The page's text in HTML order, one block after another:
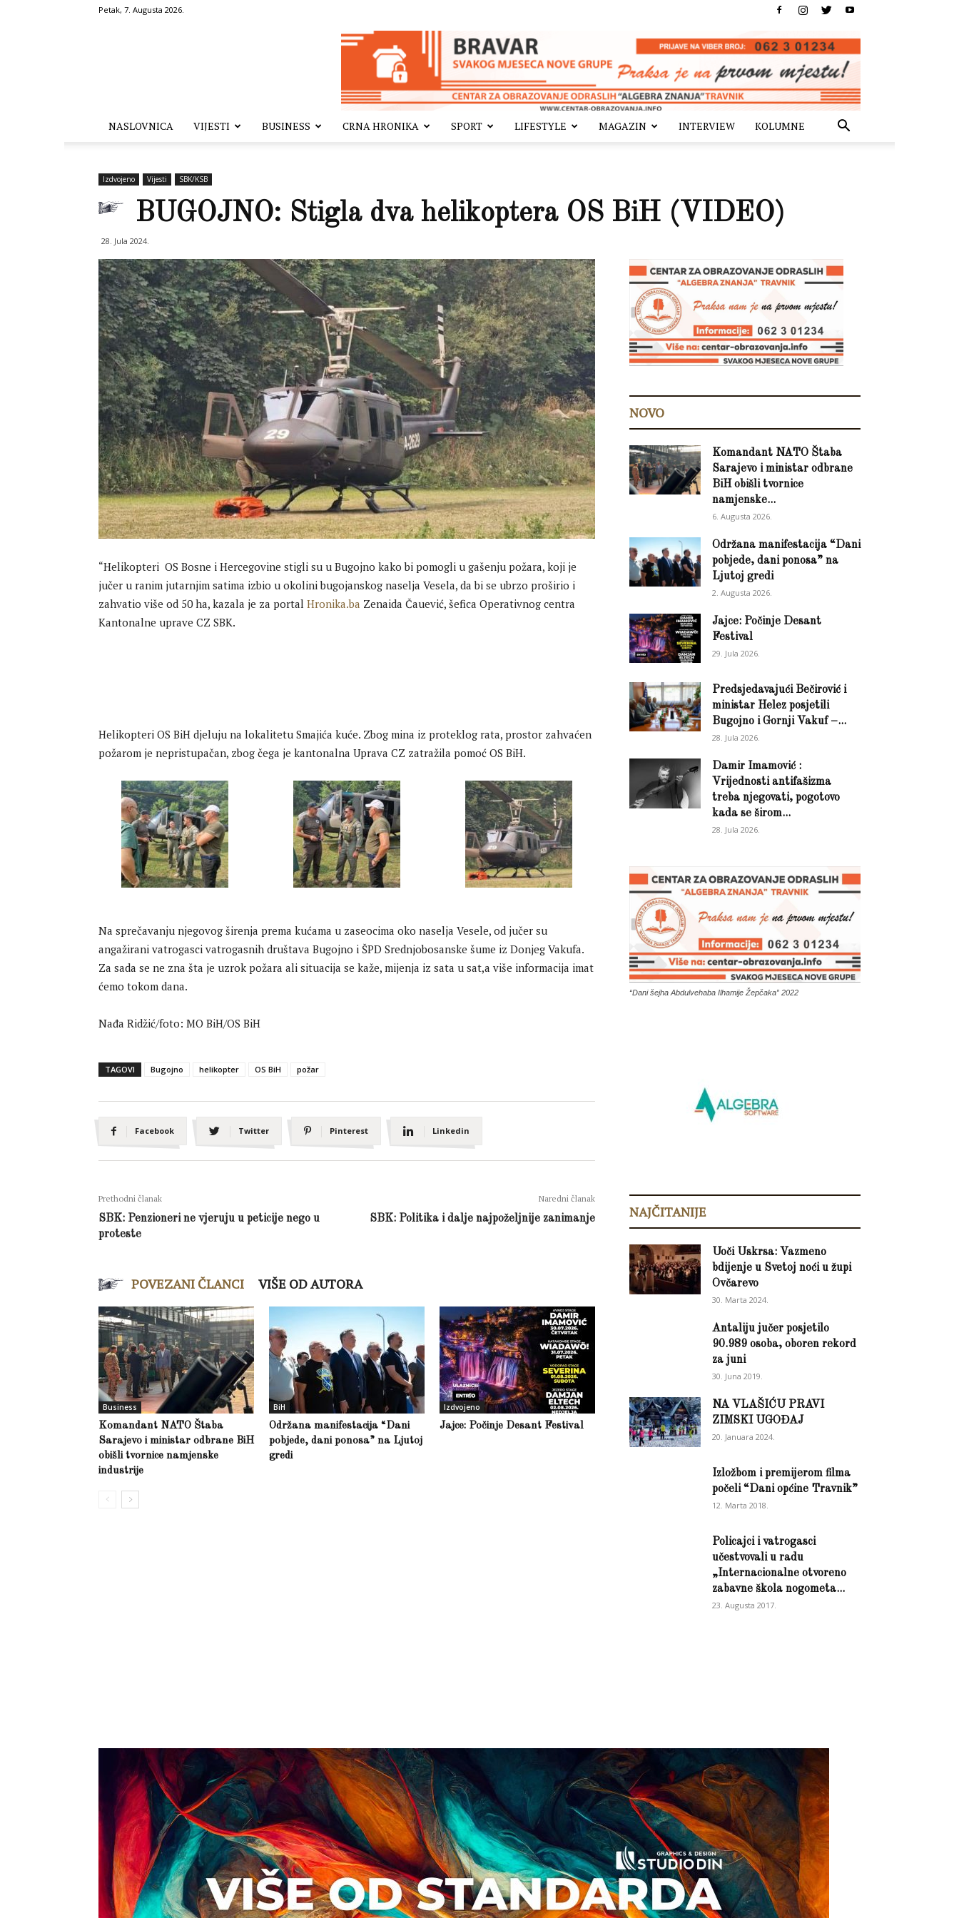
Petak, 7. Augusta 2026.
NASLOVNICA VIJESTI BUSINESS CRNA HRONIKA SPORT LIFESTYLE MAGAZIN INTERVIEW KOLUMNE
Izdvojeno Vijesti SBK/KSB
BUGOJNO: Stigla dva helikoptera OS BiH (VIDEO)
28. Jula 2024.
“Helikopteri OS Bosne i Hercegovine stigli su u Bugojno kako bi pomogli u gašenju požara, koji je
jučer u ranim jutarnjim satima izbio u okolini bugojanskog naselja Vesela, da bi se ubrzo proširio i
zahvatio više od 50 ha, kazala je za portal Hronika.ba Zenaida Čauević, šefica Operativnog centra
Kantonalne uprave CZ SBK.
Helikopteri OS BiH djeluju na lokalitetu Smajića kuće. Zbog mina iz proteklog rata, prostor zahvaćen
požarom je nepristupačan, zbog čega je kantonalna Uprava CZ zatražila pomoć OS BiH.
Na sprečavanju njegovog širenja prema kućama u zaseocima oko naselja Vesele, od jučer su
angažirani vatrogasci vatrogasnih društava Bugojno i ŠPD Srednjobosanske šume iz Donjeg Vakufa.
Za sada se ne zna šta je uzrok požara ali situacija se kaže, mijenja iz sata u sat,a više informacija imat
ćemo tokom dana.
Nađa Ridžić/foto: MO BiH/OS BiH
TAGOVI Bugojno helikopter OS BiH požar
Facebook Twitter Pinterest Linkedin
Prethodni članak
SBK: Penzioneri ne vjeruju u peticije nego u
proteste
Naredni članak
SBK: Politika i dalje najpoželjnije zanimanje
POVEZANI ČLANCI VIŠE OD AUTORA
Business
Komandant NATO Štaba
Sarajevo i ministar odbrane BiH
obišli tvornice namjenske
industrije
BiH
Održana manifestacija “Dani
pobjede, dani ponosa” na Ljutoj
gredi
Izdvojeno
Jajce: Počinje Desant Festival
NOVO
Komandant NATO Štaba
Sarajevo i ministar odbrane
BiH obišli tvornice
namjenske...
6. Augusta 2026.
Održana manifestacija “Dani
pobjede, dani ponosa” na
Ljutoj gredi
2. Augusta 2026.
Jajce: Počinje Desant
Festival
29. Jula 2026.
Predsjedavajući Bečirović i
ministar Helez posjetili
Bugojno i Gornji Vakuf –...
28. Jula 2026.
Damir Imamović :
Vrijednosti antifašizma
treba njegovati, pogotovo
kada se širom...
28. Jula 2026.
“Dani šejha Abdulvehaba Ilhamije Žepčaka” 2022
NAJČITANIJE
Uoči Uskrsa: Vazmeno
bdijenje u Svetoj noći u župi
Ovčarevo
30. Marta 2024.
Antaliju jučer posjetilo
90.989 osoba, oboren rekord
za juni
30. Juna 2019.
NA VLAŠIĆU PRAVI
ZIMSKI UGOĐAJ
20. Januara 2024.
Izložbom i premijerom filma
počeli “Dani općine Travnik”
12. Marta 2018.
Policajci i vatrogasci
učestvovali u radu
„Internacionalne otvoreno
zabavne škola nogometa...
23. Augusta 2017.